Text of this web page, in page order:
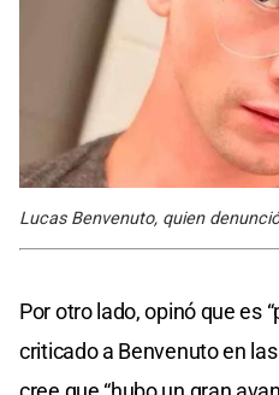
Lucas Benvenuto, quien
Por otro lado, opinó que es
criticado a Benvenuto en